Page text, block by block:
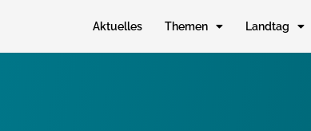
Aktuelles Themen Landtag